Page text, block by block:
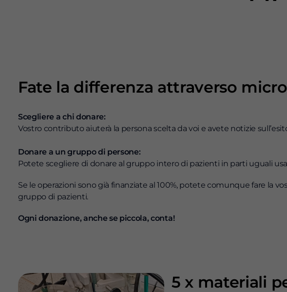
Fate la differenza attraverso
Scegliere a chi donare:
Vostro contributo aiuterà la persona scelta da voi e avete notizie
Donare a un gruppo di persone:
Potete scegliere di donare al gruppo intero di pazienti in parti uguali
Se le operazioni sono già finanziate al 100%, potete comunque fare la
gruppo di pazienti.
Ogni donazione, anche se piccola, conta!
5 x materiali